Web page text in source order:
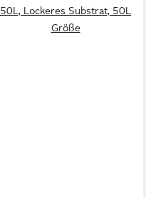
50L, Lockeres Substrat, 50L
Größe